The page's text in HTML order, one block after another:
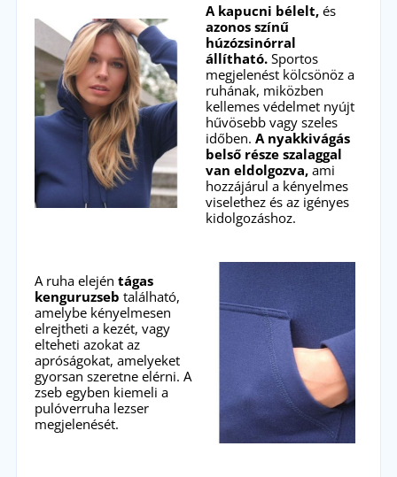
A kapucni bélelt,és
azonos színű
húzózsinórral
állítható.Sportos
megjelenést kölcsönöz a
ruhának, miközben
kellemes védelmet nyújt
hűvösebb vagy szeles
időben. A nyakkivágás
belső része szalaggal
van eldolgozva,ami
hozzájárul a kényelmes
viselethez és az igényes
kidolgozáshoz.
A ruha elején tágas
kenguruzseb található,
amelybe kényelmesen
elrejtheti a kezét, vagy
elteheti azokat az
apróságokat, amelyeket
gyorsan szeretne elérni. A
zseb egyben kiemeli a
pulóverruha lezser
megjelenését.